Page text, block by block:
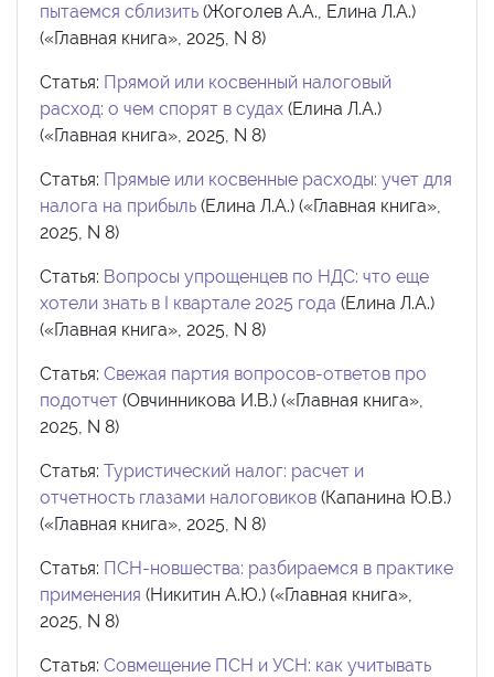
пытаемся сблизить (Жоголев А.А., Елина Л.А.)
(«Главная книга», 2025, N 8)
Статья: Прямой или косвенный налоговый
расход: о чем спорят в судах (Елина Л.А.)
(«Главная книга», 2025, N 8)
Статья: Прямые или косвенные расходы: учет для
налога на прибыль (Елина Л.А.) («Главная книга»,
2025, N 8)
Статья: Вопросы упрощенцев по НДС: что еще
хотели знать в I квартале 2025 года (Елина Л.А.)
(«Главная книга», 2025, N 8)
Статья: Свежая партия вопросов-ответов про
подотчет (Овчинникова И.В.) («Главная книга»,
2025, N 8)
Статья: Туристический налог: расчет и
отчетность глазами налоговиков (Капанина Ю.В.)
(«Главная книга», 2025, N 8)
Статья: ПСН-новшества: разбираемся в практике
применения (Никитин А.Ю.) («Главная книга»,
2025, N 8)
Статья: Совмещение ПСН и УСН: как учитывать